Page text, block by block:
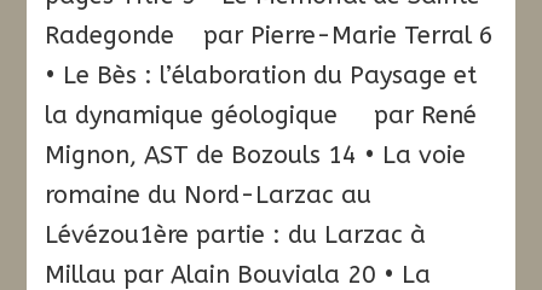
Radegonde par Pierre-Marie Terral 6
• Le Bès : l’élaboration du Paysage et
la dynamique géologique par René
Mignon, AST de Bozouls 14 • La voie
romaine du Nord-Larzac au
Lévézou1ère partie : du Larzac à
Millau par Alain Bouviala 20 • La